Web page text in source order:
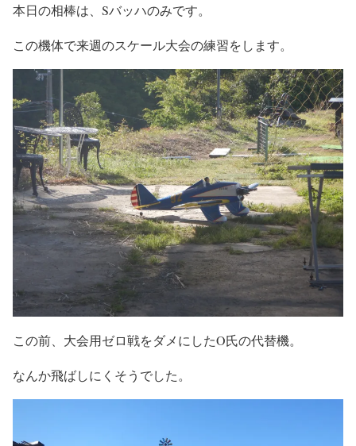
本日の相棒は、Sバッハのみです。
この機体で来週のスケール大会の練習をします。
この前、大会用ゼロ戦をダメにしたO氏の代替機。
なんか飛ばしにくそうでした。